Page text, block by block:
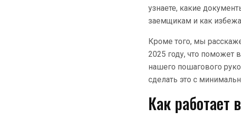
узнаете, какие
заемщикам и как
Кроме того, мы
2025 году, что поможет
нашего пошагового
сделать это с
Как работает